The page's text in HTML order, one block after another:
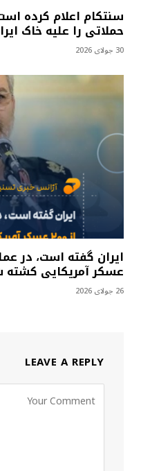
سنتکام اعلام کرده
حملاتی را علیه خاک
30 جولای 2026
عسکر آمریکایی کشته
26 جولای 2026
LEAVE A REPLY